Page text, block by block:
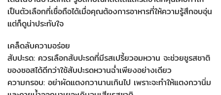
เป็นตัวเลือกที่เชื่อถือได้เมื่อคุณต้องการอาหารที่ให้ความรู้สึกอบอุ่น
แต่ก็ดูน่าประทับใจ
เคล็ดลับความอร่อย
สับปะรด: ควรเลือกสับปะรดที่มีรสเปรี้ยวอมหวาน จะช่วยชูรสชาติ
ของซอสได้ดีกว่าใช้สับปะรดหวานฉ่ำเพียงอย่างเดียว
ความกรอบ: อย่าผัดแตงกวานานเกินไป เพราะจะทำให้แตงกวานิ่ม